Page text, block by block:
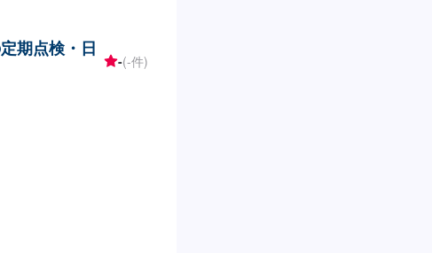
い。※代車の燃料代は
受付可能日・営業時間>入
期点検・日
-(-件)